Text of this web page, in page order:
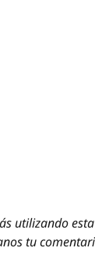
utilizando
tu